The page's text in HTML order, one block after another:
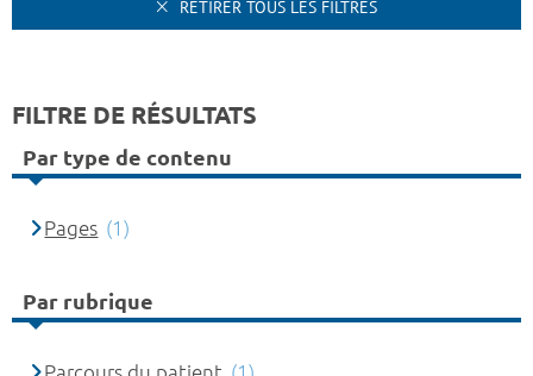
RETIRER TOUS LES FILTRES
FILTRE DE RÉSULTATS
Par type de contenu
Pages (1)
Par rubrique